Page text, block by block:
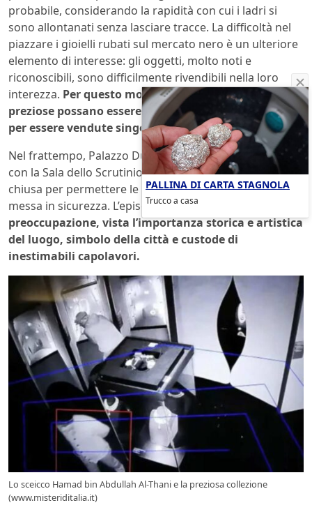
probabile, considerando la rapidità con cui i ladri si
sono allontanati senza lasciare tracce. La difficoltà nel
piazzare i gioielli rubati sul mercato nero è un ulteriore
elemento di interesse: gli oggetti, molto noti e
riconoscibili, sono difficilmente rivendibili nella loro
interezza. Per questo motivo si ipotizza che le pietre
preziose possano essere state separate dagli oggetti
per essere vendute singolarmente.
Nel frattempo, Palazzo Ducale ha riaperto al pubblico,
con la Sala dello Scrutinio rimasta temporaneamente
chiusa per permettere le operazioni di sopralluogo e di
messa in sicurezza. L’episodio ha suscitato
preoccupazione, vista l’importanza storica e artistica
del luogo, simbolo della città e custode di
inestimabili capolavori.
Lo sceicco Hamad bin Abdullah Al-Thani e la preziosa collezione
(www.misteriditalia.it)
PALLINA DI CARTA STAGNOLA
Trucco a casa